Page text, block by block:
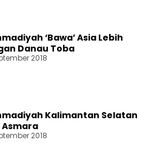
‘Bawa’ Asia Lebih
Danau Toba
2018
Kalimantan Selatan
Asmara
2018